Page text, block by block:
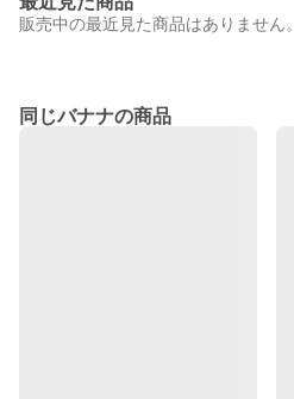
販売中の最近見た商品はありません。
同じバナナの商品